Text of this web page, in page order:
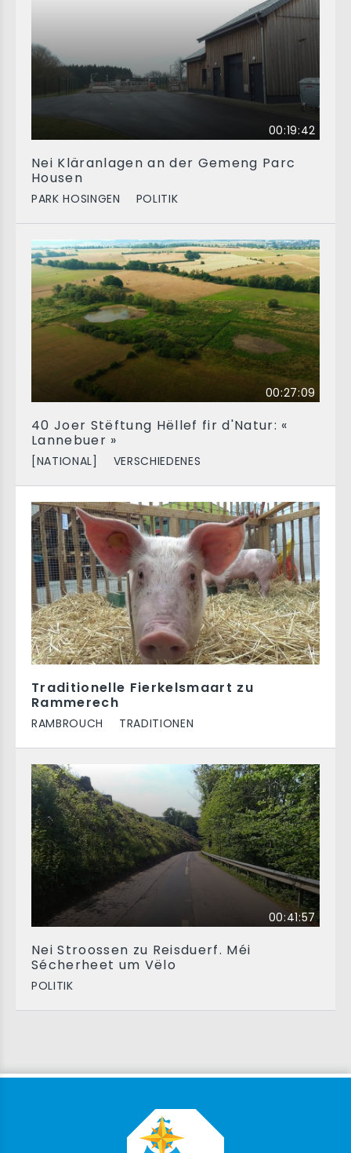
00:19:42
Nei Kläranlagen an der Gemeng Parc
Housen
PARK HOSINGEN POLITIK
00:27:09
40 Joer Stëftung Hëllef fir d'Natur: «
Lannebuer »
[NATIONAL] VERSCHIEDENES
Traditionelle Fierkelsmaart zu
Rammerech
RAMBROUCH TRADITIONEN
00:41:57
Nei Stroossen zu Reisduerf. Méi
Sécherheet um Vëlo
POLITIK